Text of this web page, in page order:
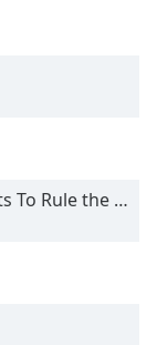
Rule the World